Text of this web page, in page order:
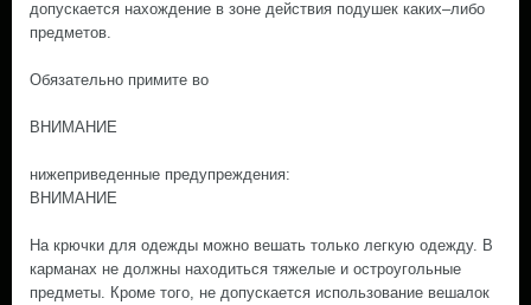
допускается нахождение в зоне действия подушек каких–либо
предметов.
Обязательно примите во
ВНИМАНИЕ
нижеприведенные предупреждения:
ВНИМАНИЕ
На крючки для одежды можно вешать только легкую одежду. В
карманах не должны находиться тяжелые и остроугольные
предметы. Кроме того, не допускается использование вешалок